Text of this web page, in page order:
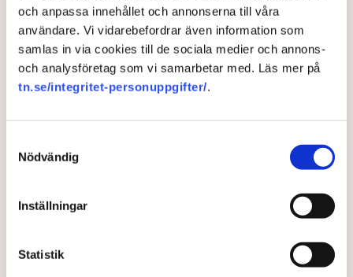
och anpassa innehållet och annonserna till våra
användare. Vi vidarebefordrar även information som
samlas in via cookies till de sociala medier och annons-
och analysföretag som vi samarbetar med. Läs mer på
tn.se/integritet-personuppgifter/.
Nödvändig
Inställningar
Statistik
Larmet: Svenskar stängs ute
från naturen
Vandringsleder, grillplatser och naturvårdsprojekt
Svenska Turistföreningen och Friluftsfrämjandet.